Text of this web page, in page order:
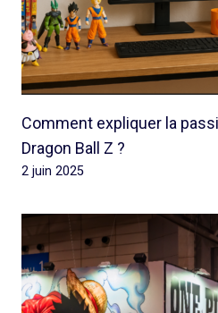
Comment expliquer la
Dragon Ball Z ?
2 juin 2025